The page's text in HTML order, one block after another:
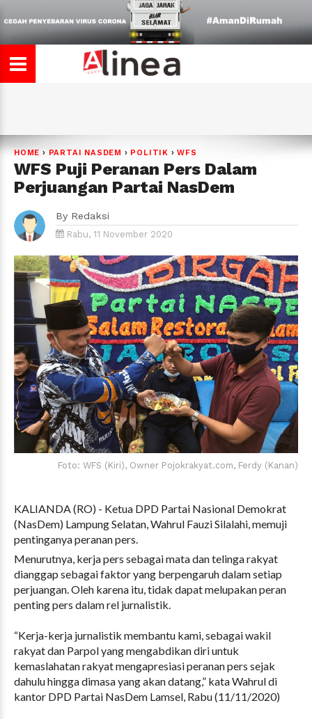
HOME › PARTAI NASDEM › POLITIK ›WFS
WFS Puji Peranan Pers Dalam
Perjuangan Partai NasDem
By Redaksi
Rabu, 11 November 2020
Foto: WFS (Kiri), Owner Pojokrakyat.com, Ferdy (Kanan)
KALIANDA (RO) - Ketua DPD Partai Nasional Demokrat
(NasDem) Lampung Selatan, Wahrul Fauzi Silalahi, memuji
pentinganya peranan pers.
Menurutnya, kerja pers sebagai mata dan telinga rakyat
dianggap sebagai faktor yang berpengaruh dalam setiap
perjuangan. Oleh karena itu, tidak dapat melupakan peran
penting pers dalam rel jurnalistik.
“Kerja-kerja jurnalistik membantu kami, sebagai wakil
rakyat dan Parpol yang mengabdikan diri untuk
kemaslahatan rakyat mengapresiasi peranan pers sejak
dahulu hingga dimasa yang akan datang,” kata Wahrul di
kantor DPD Partai NasDem Lamsel, Rabu (11/11/2020)